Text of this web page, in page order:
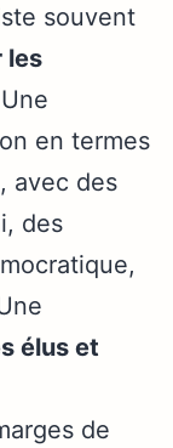
souvent
les
en termes
avec des
des
élus et
de